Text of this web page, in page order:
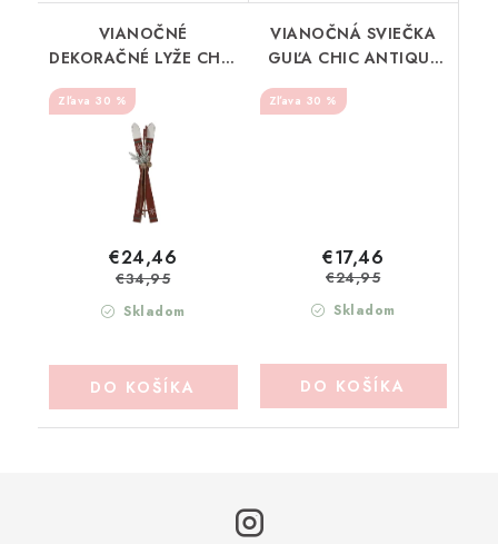
VIANOČNÉ
DEKORAČNÉ LYŽE CHIC
30 %
Skladom
€24,46
€34,95
DO KOŠÍKA
VIANOČNÁ SVIEČKA
GUĽA CHIC ANTIQUE
30 %
Skladom
€17,46
€24,95
DO KOŠÍKA